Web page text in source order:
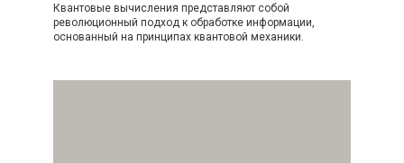
Квантовые вычисления представляют собой
революционный подход к обработке информации,
основанный на принципах квантовой механики.